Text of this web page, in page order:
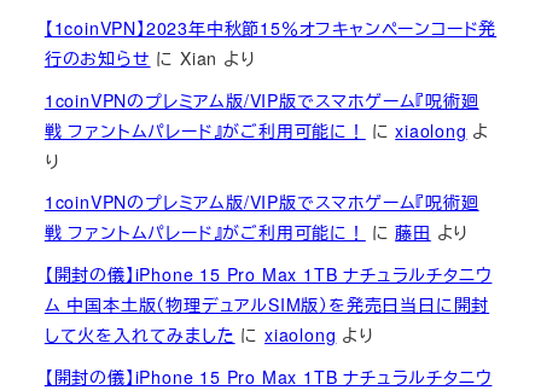
【1coinVPN】2023年中秋節15％オフキャンペーンコード発
行のお知らせ にXian より
1coinVPNのプレミアム版/VIP版でスマホゲーム『呪術廻
戦 ファントムパレード』がご利用可能に！
にxiaolong よ
り
1coinVPNのプレミアム版/VIP版でスマホゲーム『呪術廻
戦 ファントムパレード』がご利用可能に！
に藤田 より
【開封の儀】iPhone 15 Pro Max 1TB ナチュラルチタニウ
ム 中国本土版（物理デュアルSIM版）を発売日当日に開封
して火を入れてみました にxiaolong より
【開封の儀】iPhone 15 Pro Max 1TB ナチュラルチタニウ